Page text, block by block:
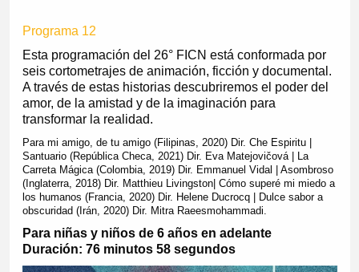
Programa 12
Esta programación del 26° FICN está conformada por
seis cortometrajes de animación, ficción y documental.
A través de estas historias descubriremos el poder del
amor, de la amistad y de la imaginación para
transformar la realidad.
Para mi amigo, de tu amigo (Filipinas, 2020) Dir. Che Espiritu |
Santuario (República Checa, 2021) Dir. Eva Matejovičová | La
Carreta Mágica (Colombia, 2019) Dir. Emmanuel Vidal | Asombroso
(Inglaterra, 2018) Dir. Matthieu Livingston| Cómo superé mi miedo a
los humanos (Francia, 2020) Dir. Helene Ducrocq | Dulce sabor a
obscuridad (Irán, 2020) Dir. Mitra Raeesmohammadi.
Para niñas y niños de 6 años en adelante
Duración: 76 minutos 58 segundos